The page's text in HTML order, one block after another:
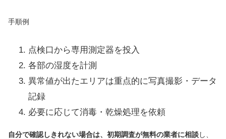
手順例
点検口から専用測定器を投入
各部の湿度を計測
異常値が出たエリアは重点的に写真撮影・データ
記録
必要に応じて消毒・乾燥処理を依頼
自分で確認しきれない場合は、初期調査が無料の業者に相談し、